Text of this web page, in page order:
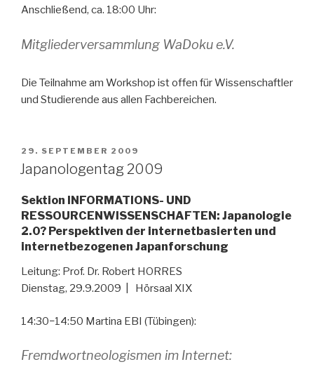
Anschließend, ca. 18:00 Uhr:
Mitgliederversammlung WaDoku e.V.
Die Teilnahme am Workshop ist offen für Wissenschaftler
und Studierende aus allen Fachbereichen.
VERÖFFENTLICHT
AM
29. SEPTEMBER 2009
Japanologentag 2009
Sektion INFORMATIONS- UND
RESSOURCENWISSENSCHAFTEN: Japanologie
2.0? Perspektiven der internetbasierten und
internetbezogenen Japanforschung
Leitung: Prof. Dr. Robert HORRES
Dienstag, 29.9.2009 | Hörsaal XIX
14:30−14:50 Martina EBI (Tübingen):
Fremdwortneologismen im Internet: